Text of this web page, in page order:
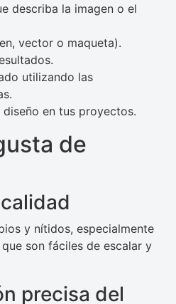
describa la imagen o el
vector o maqueta).
utilizando las
en tus proyectos.
de
y nítidos, especialmente
son fáciles de escalar y
precisa del